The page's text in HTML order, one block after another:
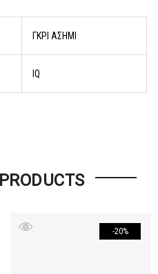
ΓΚΡΙ ΑΣΗΜΙ
lQ
-20%